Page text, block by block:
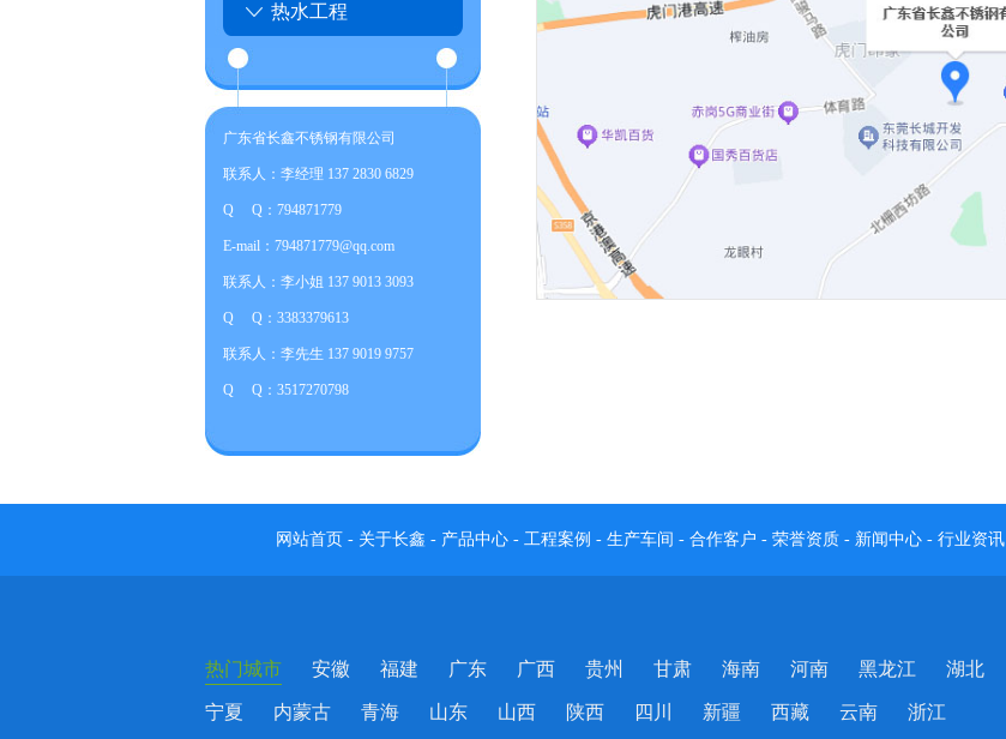
热水工程
广东省长鑫不锈钢有限公司
联系人：李经理 137 2830 6829
Q Q：794871779
E-mail：794871779@qq.com
联系人：李小姐 137 9013 3093
Q Q：3383379613
联系人：李先生 137 9019 9757
Q Q：3517270798
网站首页 - 关于长鑫 - 产品中心 - 工程案例 - 生产车间 - 合作客户 - 荣誉资质 - 新闻中心 - 行业资讯
热门城市 安徽 福建 广东 广西 贵州 甘肃 海南 河南 黑龙江 湖北
宁夏 内蒙古 青海 山东 山西 陕西 四川 新疆 西藏 云南 浙江